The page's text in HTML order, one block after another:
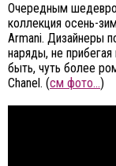
Очередным
коллекция осень-
Armani. Дизайнеры
наряды, не
быть, чуть более
Chanel. (см фото…)